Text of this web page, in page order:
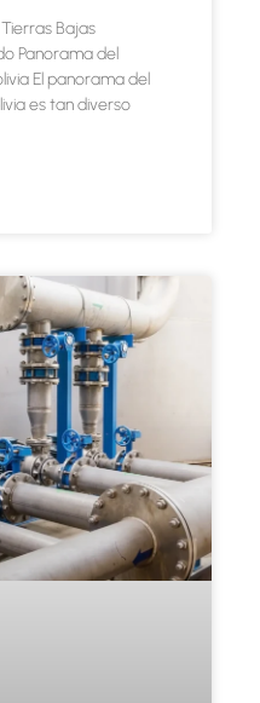
Bajas
Panorama del
El panorama del
es tan diverso